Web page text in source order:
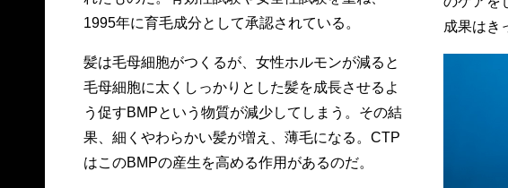
1995年に育毛成分として承認されている。
髪は毛母細胞がつくるが、女性ホルモンが減ると
毛母細胞に太くしっかりとした髪を成長させるよ
う促すBMPという物質が減少してしまう。その結
果、細くやわらかい髪が増え、薄毛になる。CTP
はこのBMPの産生を高める作用があるのだ。
成果はき